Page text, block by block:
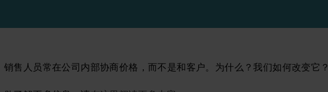
销售人员常在公司内部协商价格，而不是和客户。为什么？我们如何改变它？